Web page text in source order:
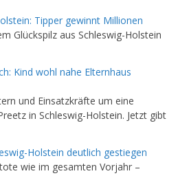
Tipper gewinnt Millionen
Glückspilz aus Schleswig-Holstein
Kind wohl nahe Elternhaus
und Einsatzkräfte um eine
in Schleswig-Holstein. Jetzt gibt
Holstein deutlich gestiegen
wie im gesamten Vorjahr –